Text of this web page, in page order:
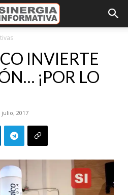
INVIERTE
¡POR LO
julio, 2017